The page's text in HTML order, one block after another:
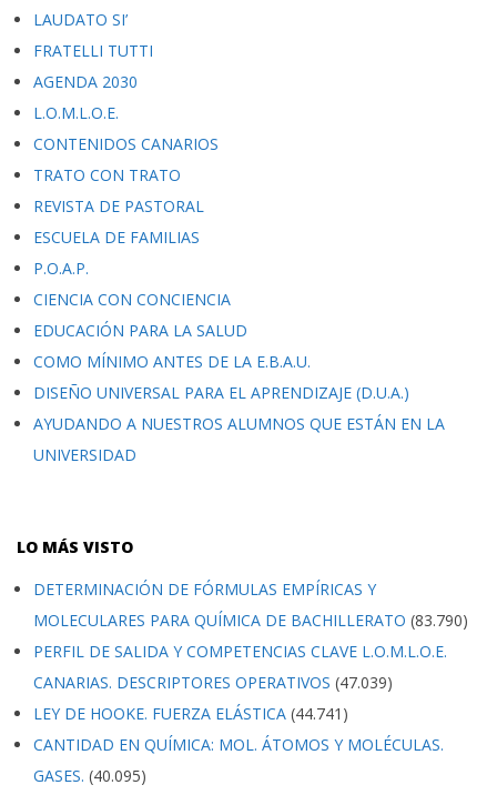
LAUDATO SI’
FRATELLI TUTTI
AGENDA 2030
L.O.M.L.O.E.
CONTENIDOS CANARIOS
TRATO CON TRATO
REVISTA DE PASTORAL
ESCUELA DE FAMILIAS
P.O.A.P.
CIENCIA CON CONCIENCIA
EDUCACIÓN PARA LA SALUD
COMO MÍNIMO ANTES DE LA E.B.A.U.
DISEÑO UNIVERSAL PARA EL APRENDIZAJE (D.U.A.)
AYUDANDO A NUESTROS ALUMNOS QUE ESTÁN EN LA
UNIVERSIDAD
LO MÁS VISTO
DETERMINACIÓN DE FÓRMULAS EMPÍRICAS Y
MOLECULARES PARA QUÍMICA DE BACHILLERATO (83.790)
PERFIL DE SALIDA Y COMPETENCIAS CLAVE L.O.M.L.O.E.
CANARIAS. DESCRIPTORES OPERATIVOS (47.039)
LEY DE HOOKE. FUERZA ELÁSTICA (44.741)
CANTIDAD EN QUÍMICA: MOL. ÁTOMOS Y MOLÉCULAS.
GASES. (40.095)